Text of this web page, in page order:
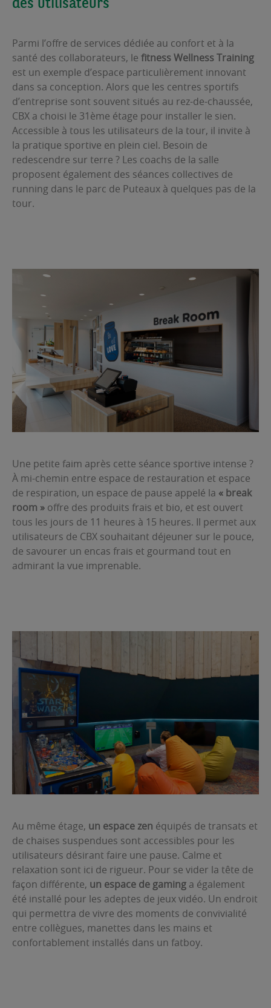
Parmi l’offre de services dédiée au confort et à la
santé des collaborateurs, le fitness Wellness Training
est un exemple d’espace particulièrement innovant
dans sa conception. Alors que les centres sportifs
d’entreprise sont souvent situés au rez-de-chaussée,
CBX a choisi le 31ème étage pour installer le sien.
Accessible à tous les utilisateurs de la tour, il invite à
la pratique sportive en plein ciel. Besoin de
redescendre sur terre ? Les coachs de la salle
proposent également des séances collectives de
running dans le parc de Puteaux à quelques pas de la
tour.
Une petite faim après cette séance sportive intense ?
À mi-chemin entre espace de restauration et espace
de respiration, un espace de pause appelé la « break
room » offre des produits frais et bio, et est ouvert
tous les jours de 11 heures à 15 heures. Il permet aux
utilisateurs de CBX souhaitant déjeuner sur le pouce,
de savourer un encas frais et gourmand tout en
admirant la vue imprenable.
Au même étage, un espace zen équipés de transats et
de chaises suspendues sont accessibles pour les
utilisateurs désirant faire une pause. Calme et
relaxation sont ici de rigueur. Pour se vider la tête de
façon différente, un espace de gaming a également
été installé pour les adeptes de jeux vidéo. Un endroit
qui permettra de vivre des moments de convivialité
entre collègues, manettes dans les mains et
confortablement installés dans un fatboy.